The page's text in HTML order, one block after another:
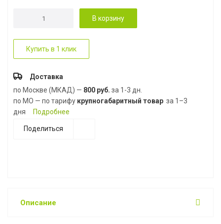
В корзину
Купить в 1 клик
Доставка
по Москве (МКАД) — 800 руб. за 1-3 дн.
по МО — по тарифу крупногабаритный товар за 1–3
дня
Подробнее
Поделиться
Описание